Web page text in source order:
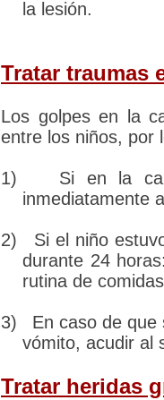
la lesión.
Tratar traumas
Los golpes en la
entre los niños, por
1)
Si en la
inmediatamente
2)
Si el niño
durante 24
rutina de
3)
En caso de
vómito, acudir al
Tratar heridas